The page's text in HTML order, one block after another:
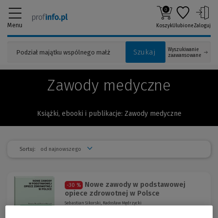
Menu
Szukaj
Wyszukiwanie
zaawansowane
0
KoszykUlubioneZaloguj
Zawody medyczne
Książki, ebooki i publikacje: Zawody medyczne
Sortuj:
-30 %
Nowe zawody w podstawowej
opiece zdrowotnej w Polsce
Sebastian Sikorski, Radosław Mędrzycki